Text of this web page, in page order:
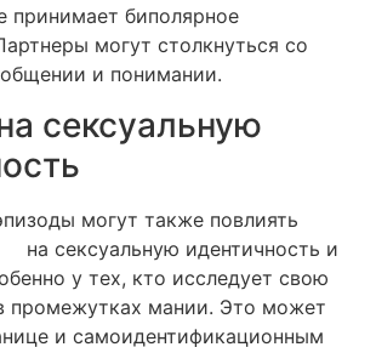
принимает биполярное
могут столкнуться со
и понимании.
сексуальную
могут также повлиять
на сексуальную идентичность и
у тех, кто исследует свою
промежутках мании. Это может
и самоидентификационным